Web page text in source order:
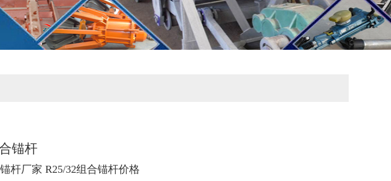
锚杆
杆厂家 R25/32组合锚杆价格